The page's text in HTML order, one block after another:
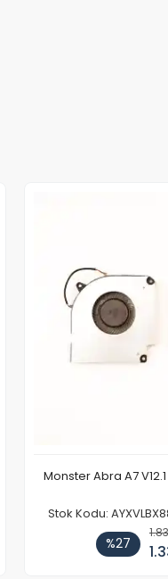
Monster Abra A7
Stok Kodu:
%27